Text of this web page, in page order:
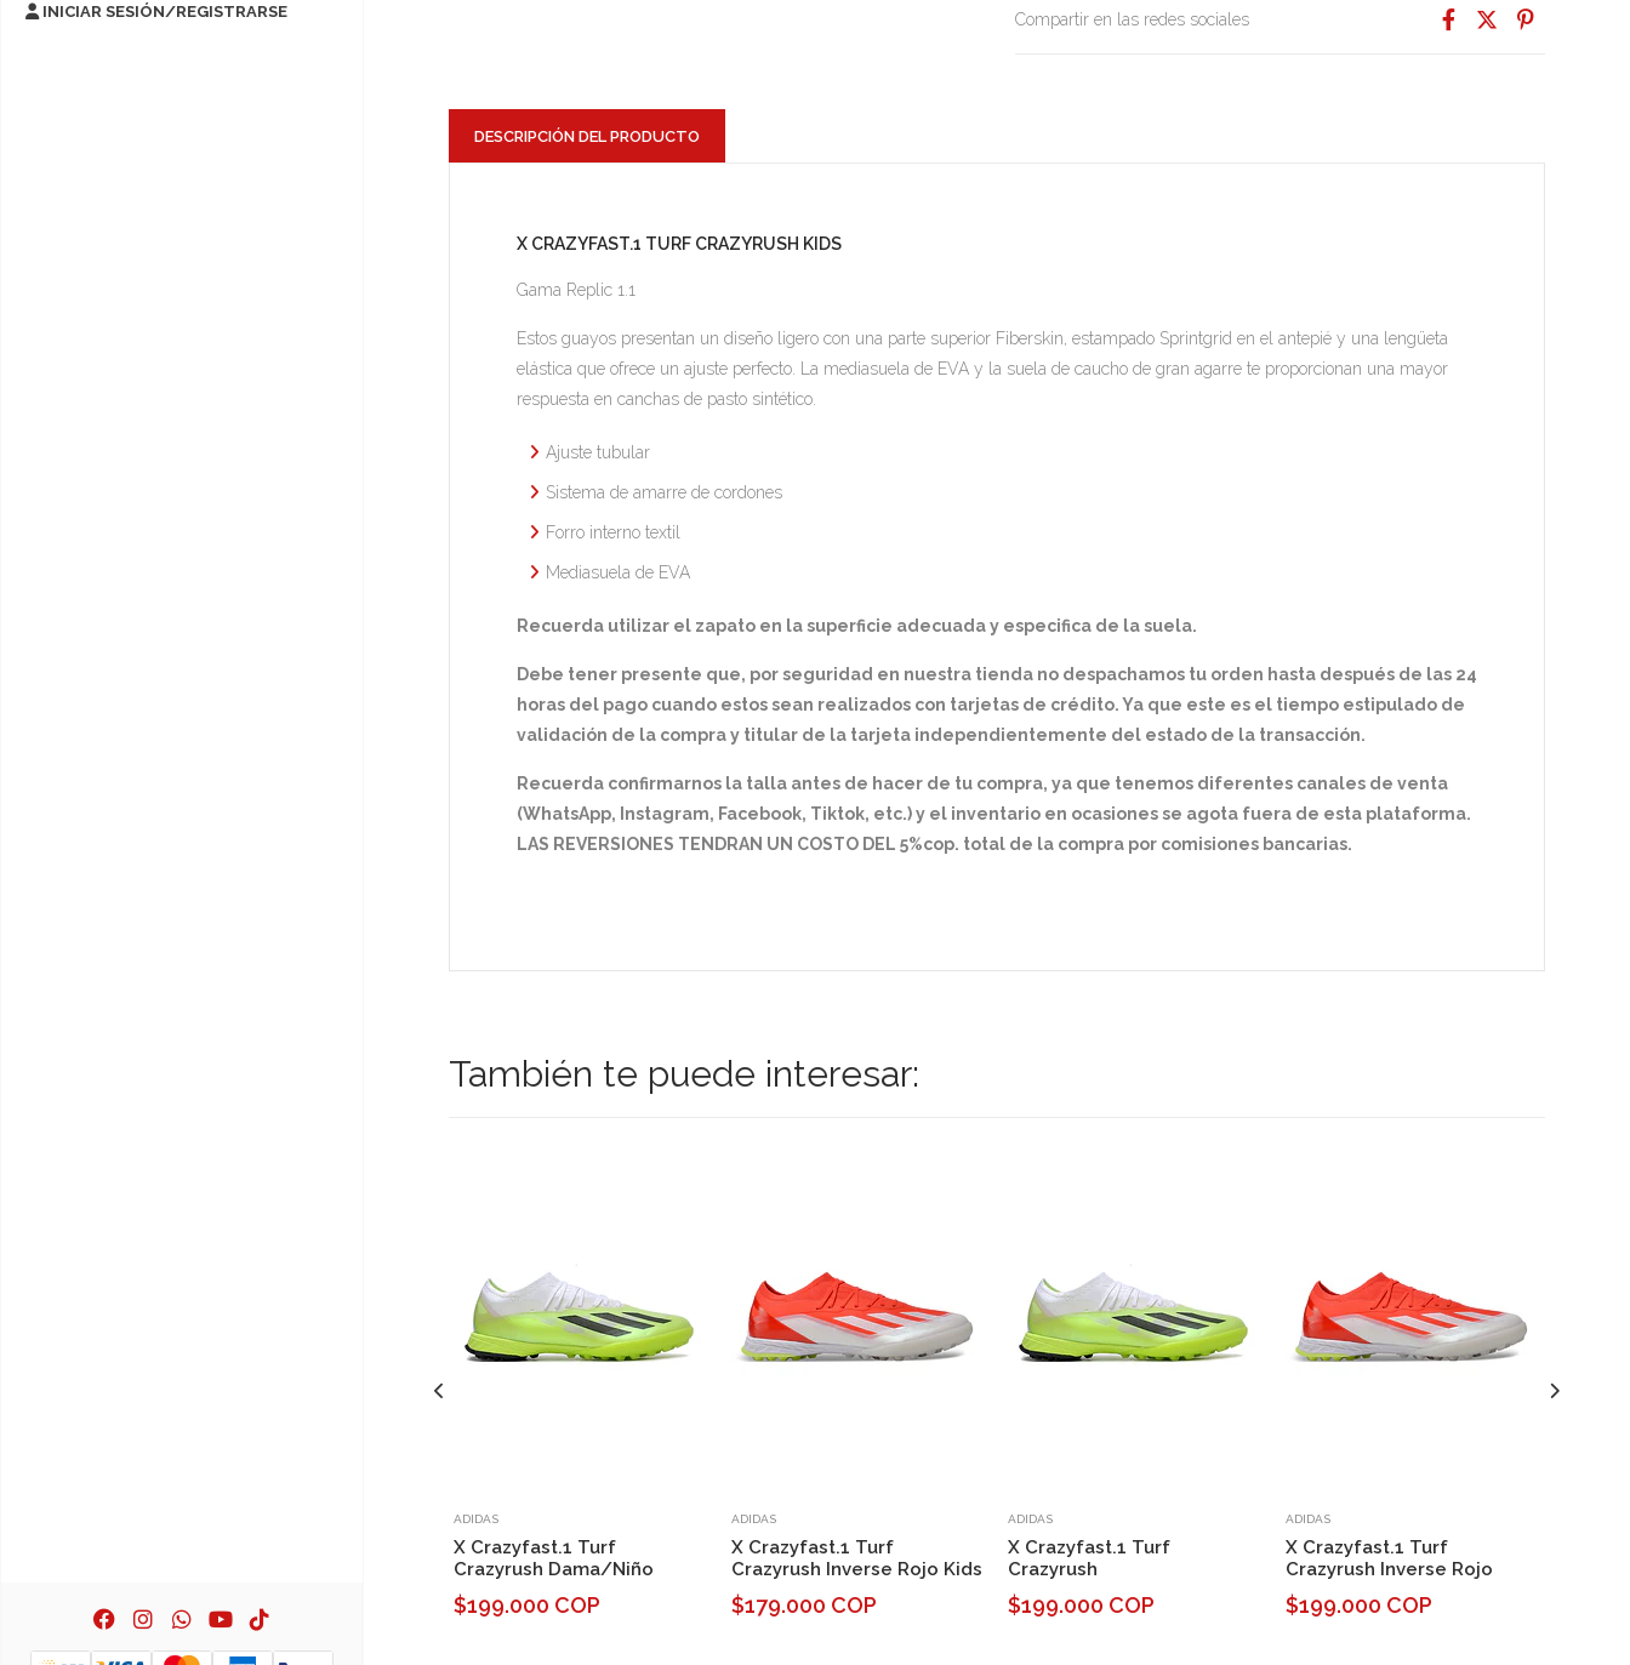
INICIAR SESIÓN/REGISTRARSE Compartir en las redes sociales
DESCRIPCIÓN DEL PRODUCTO
X CRAZYFAST.1 TURF CRAZYRUSH KIDS
Gama Replic 1.1
Estos guayos presentan un diseño ligero con una parte superior Fiberskin, estampado Sprintgrid en el antepié y una lengüeta
elástica que ofrece un ajuste perfecto. La mediasuela de EVA y la suela de caucho de gran agarre te proporcionan una mayor
respuesta en canchas de pasto sintético.
Ajuste tubular
Sistema de amarre de cordones
Forro interno textil
Mediasuela de EVA
Recuerda utilizar el zapato en la superficie adecuada y especifica de la suela.
Debe tener presente que, por seguridad en nuestra tienda no despachamos tu orden hasta después de las 24
horas del pago cuando estos sean realizados con tarjetas de crédito. Ya que este es el tiempo estipulado de
validación de la compra y titular de la tarjeta independientemente del estado de la transacción.
Recuerda confirmarnos la talla antes de hacer de tu compra, ya que tenemos diferentes canales de venta
(WhatsApp, Instagram, Facebook, Tiktok, etc.) y el inventario en ocasiones se agota fuera de esta plataforma.
LAS REVERSIONES TENDRAN UN COSTO DEL 5%cop. total de la compra por comisiones bancarias.
También te puede interesar:
ADIDAS
X Crazyfast.1 Turf
Crazyrush Dama/Niño
$199.000 COP
ADIDAS
X Crazyfast.1 Turf
Crazyrush Inverse Rojo Kids
$179.000 COP
ADIDAS
X Crazyfast.1 Turf
Crazyrush
$199.000 COP
ADIDAS
X Crazyfast.1 Turf
Crazyrush Inverse Rojo
$199.000 COP